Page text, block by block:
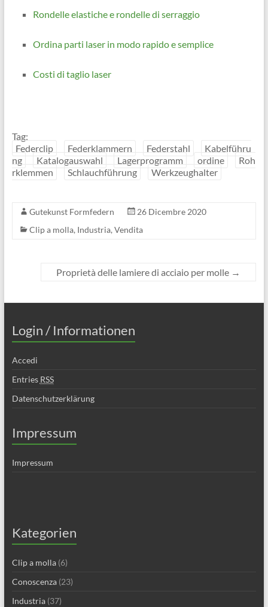
Rondelle elastiche e rondelle di serraggio
Ordina parti laser in modo rapido e semplice
Costi di taglio laser
Tag:
Federclip
Federklammern Federstahl
Kabelführu
ng
Katalogauswahl Lagerprogramm ordine
Roh
rklemmen
Schlauchführung Werkzeughalter
Gutekunst Formfedern
26 Dicembre 2020
Clip a molla, Industria, Vendita
Proprietà delle lamiere di acciaio per molle →
Login / Informationen
Accedi
Entries RSS
Datenschutzerklärung
Impressum
Impressum
Kategorien
Clip a molla(6)
Conoscenza(23)
Industria(37)